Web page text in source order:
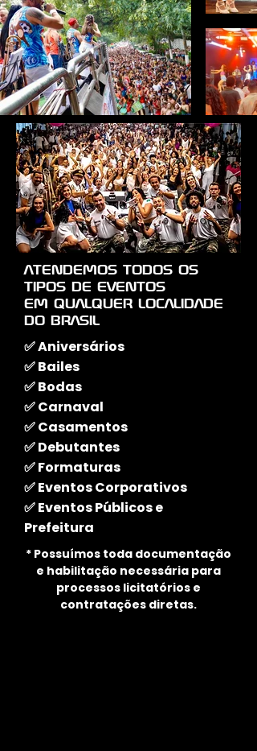
ATENDEMOS TODOS OS
TIPOS DE EVENTOS
EM QUALQUER LOCALIDADE
DO BRASIL
✅Aniversários
✅Bailes
✅Bodas
✅Carnaval
✅Casamentos
✅Debutantes
✅Formaturas
✅Eventos Corporativos
✅Eventos Públicos e
Prefeitura
* Possuímos toda documentação
e habilitação necessária para
processos licitatórios e
contratações diretas.